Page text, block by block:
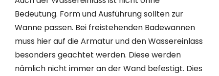
Bedeutung. Form und Ausführung sollten zur
Wanne passen. Bei freistehenden Badewannen
muss hier auf die Armatur und den Wassereinlass
besonders geachtet werden. Diese werden
nämlich nicht immer an der Wand befestigt. Dies